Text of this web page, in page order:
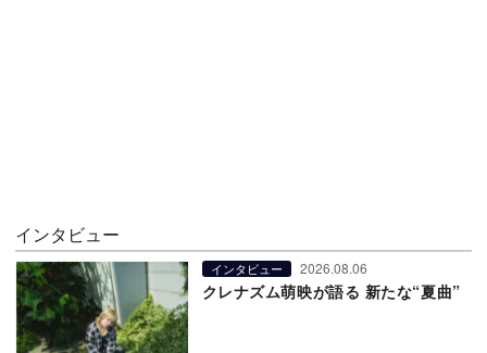
インタビュー
インタビュー 2026.08.06
クレナズム萌映が語る 新たな“夏曲”